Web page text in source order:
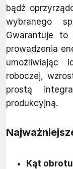
bądź
wybranego
Gwarantuje to
prowadzenia
umożliwiając
roboczej,
prostą
produkcyjną.
Kąt